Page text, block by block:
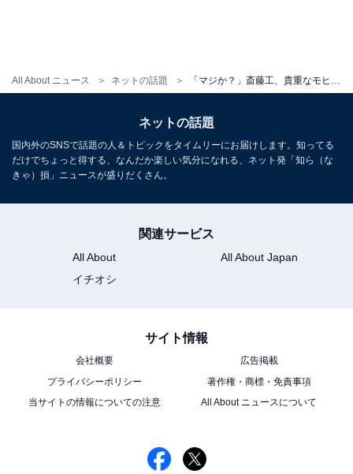
All About ニュース ネットの話題 「マジか？」斎藤工、貴重なモヒカンヘア披露に驚きの声！ 「誰だか分からなかった」「綺麗な顔立ち」
ネットの話題
国内外のSNSで話題の人＆トピックをタイムリーにお届けします。知ってる
だけでちょっと得する、なんだか楽しい気分になれる、ネット発「知ら（な
きゃ）損」ニュースが盛りだくさん。
関連サービス
All About
All About Japan
イチオシ
サイト情報
会社概要
広告掲載
プライバシーポリシー
著作権・商標・免責事項
当サイトの情報についての注意
All About ニュースについて